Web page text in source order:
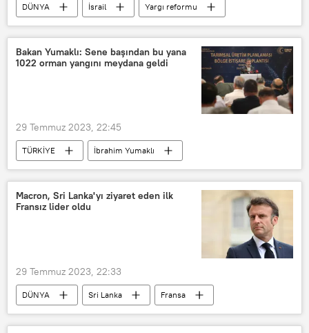
DÜNYA İsrail
Yargı reformu
Benyamin Netanyahu
Protesto
Bakan Yumaklı: Sene başından bu yana
1022 orman yangını meydana geldi
29 Temmuz 2023, 22:45
TÜRKİYE
İbrahim Yumaklı
Orman
Orman yangını
Tarım ve Orman Bakanlığı
Toprak Mahsulleri Ofisi (TMO)
Macron, Sri Lanka'yı ziyaret eden ilk
Fransız lider oldu
29 Temmuz 2023, 22:33
DÜNYA Sri Lanka
Fransa
Emmanuel Macron